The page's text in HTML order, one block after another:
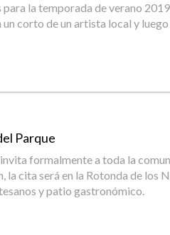
la temporada de verano
corto de un artista local y
Parque
formalmente a toda la
la cita será en la Rotonda de
y patio gastronómico.